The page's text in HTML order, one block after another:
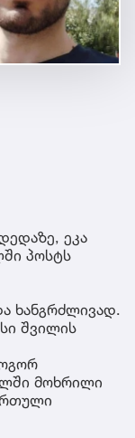
ეკა
პოსტს
ხანგრძლივად.
შვილის
მოხრილი